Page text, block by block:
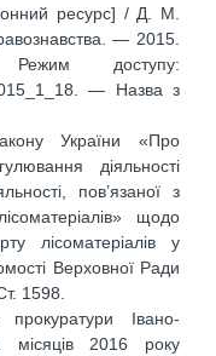
ресурс] / Д. М.
— 2015.
доступу:
— Назва з
України «Про
діяльності
пов’язаної з
щодо
лісоматеріалів у
Верховної Ради
1598.
прокуратури Івано-
місяців 2016 року